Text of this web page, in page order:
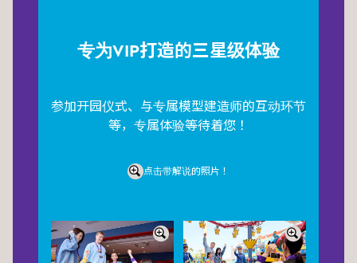
专为VIP打造的三星级体验
参加开园仪式、与专属模型建造师的互动环节
等，专属体验等待着您！
点击带解说的照片！